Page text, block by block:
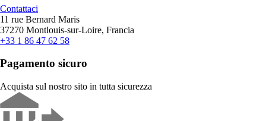
Contattaci
11 rue Bernard Maris
37270 Montlouis-sur-Loire, Francia
+33 1 86 47 62 58
Pagamento sicuro
Acquista sul nostro sito in tutta sicurezza